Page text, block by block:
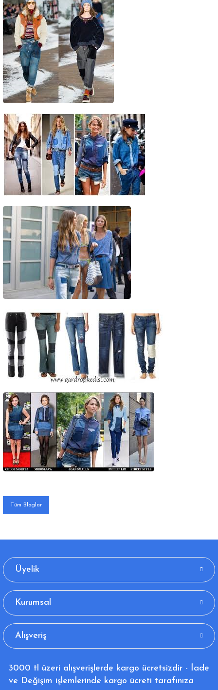
Tüm Bloglar
Üyelik
Kurumsal
Alışveriş
3000 tl üzeri alışverişlerde kargo ücretsizdir - İade
ve Değişim işlemlerinde kargo ücreti tarafınıza